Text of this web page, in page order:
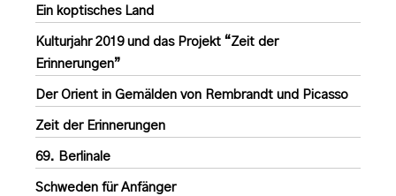
Ein koptisches Land
Kulturjahr 2019 und das Projekt “Zeit der
Erinnerungen”
Der Orient in Gemälden von Rembrandt und Picasso
Zeit der Erinnerungen
69. Berlinale
Schweden für Anfänger